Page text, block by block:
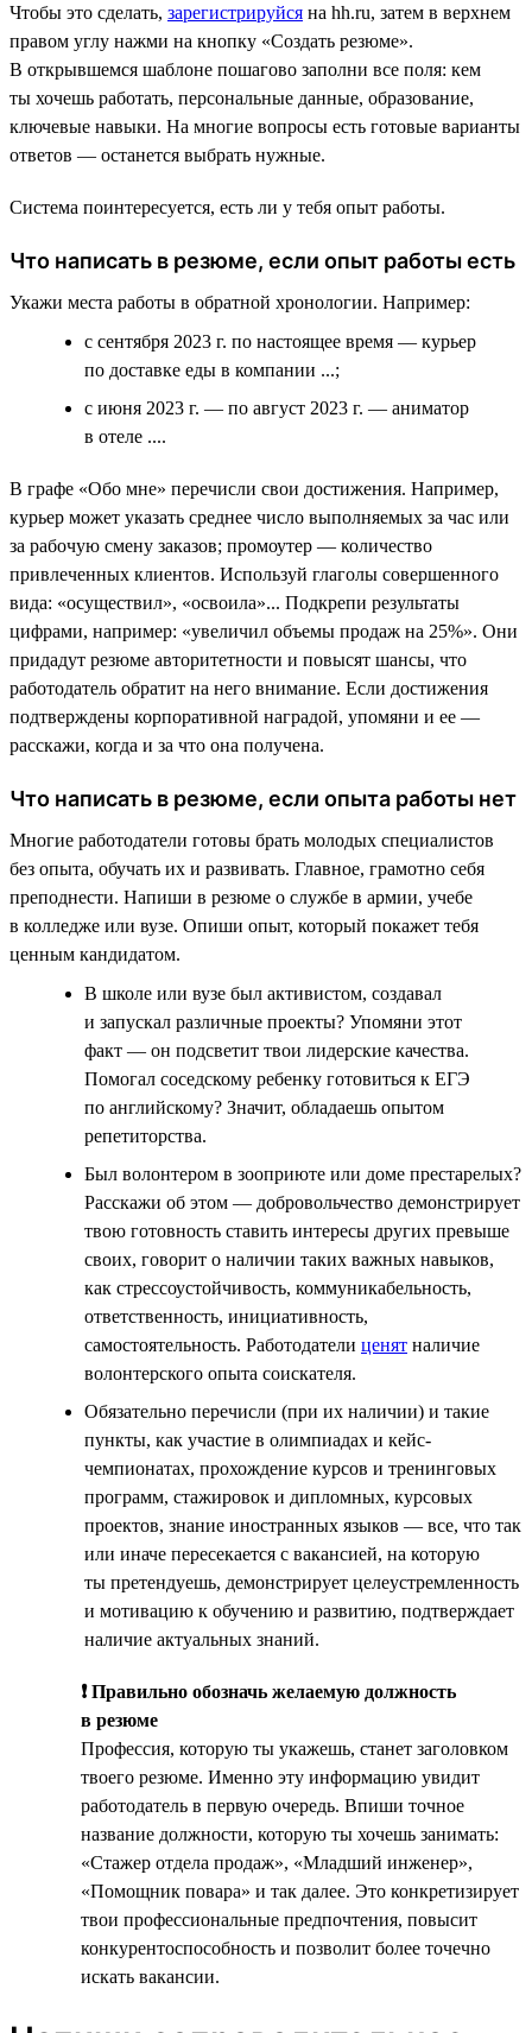
Чтобы это сделать, зарегистрируйся на hh.ru, затем в верхнем
правом углу нажми на кнопку «Создать резюме».
В открывшемся шаблоне пошагово заполни все поля: кем
ты хочешь работать, персональные данные, образование,
ключевые навыки. На многие вопросы есть готовые варианты
ответов — останется выбрать нужные.
Система поинтересуется, есть ли у тебя опыт работы.
Что написать в резюме, если опыт работы есть
Укажи места работы в обратной хронологии. Например:
с сентября 2023 г. по настоящее время — курьер
по доставке еды в компании ...;
с июня 2023 г. — по август 2023 г. — аниматор
в отеле ....
В графе «Обо мне» перечисли свои достижения. Например,
курьер может указать среднее число выполняемых за час или
за рабочую смену заказов; промоутер — количество
привлеченных клиентов. Используй глаголы совершенного
вида: «осуществил», «освоила»... Подкрепи результаты
цифрами, например: «увеличил объемы продаж на 25%». Они
придадут резюме авторитетности и повысят шансы, что
работодатель обратит на него внимание. Если достижения
подтверждены корпоративной наградой, упомяни и ее —
расскажи, когда и за что она получена.
Что написать в резюме, если опыта работы нет
Многие работодатели готовы брать молодых специалистов
без опыта, обучать их и развивать. Главное, грамотно себя
преподнести. Напиши в резюме о службе в армии, учебе
в колледже или вузе. Опиши опыт, который покажет тебя
ценным кандидатом.
В школе или вузе был активистом, создавал
и запускал различные проекты? Упомяни этот
факт — он подсветит твои лидерские качества.
Помогал соседскому ребенку готовиться к ЕГЭ
по английскому? Значит, обладаешь опытом
репетиторства.
Был волонтером в зооприюте или доме престарелых?
Расскажи об этом — добровольчество демонстрирует
твою готовность ставить интересы других превыше
своих, говорит о наличии таких важных навыков,
как стрессоустойчивость, коммуникабельность,
ответственность, инициативность,
самостоятельность. Работодатели ценят наличие
волонтерского опыта соискателя.
Обязательно перечисли (при их наличии) и такие
пункты, как участие в олимпиадах и кейс-
чемпионатах, прохождение курсов и тренинговых
программ, стажировок и дипломных, курсовых
проектов, знание иностранных языков — все, что так
или иначе пересекается с вакансией, на которую
ты претендуешь, демонстрирует целеустремленность
и мотивацию к обучению и развитию, подтверждает
наличие актуальных знаний.
❗ Правильно обозначь желаемую должность
в резюме
Профессия, которую ты укажешь, станет заголовком
твоего резюме. Именно эту информацию увидит
работодатель в первую очередь. Впиши точное
название должности, которую ты хочешь занимать:
«Стажер отдела продаж», «Младший инженер»,
«Помощник повара» и так далее. Это конкретизирует
твои профессиональные предпочтения, повысит
конкурентоспособность и позволит более точечно
искать вакансии.